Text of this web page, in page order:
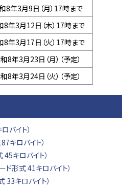
8年3月9日（月）17時まで
8年3月12日（木）17時まで
8年3月17日（火）17時まで
8年3月23日（月）（予定）
8年3月24日（火）（予定）
バイト）
キロバイト）
キロバイト）
ド形式 41キロバイト）
33キロバイト）